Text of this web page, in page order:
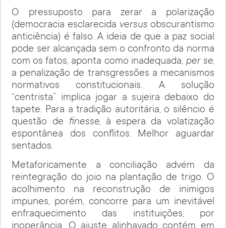
O pressuposto para zerar a polarização
(democracia esclarecida versus obscurantismo
anticiência) é falso. A ideia de que a paz social
pode ser alcançada sem o confronto da norma
com os fatos, aponta como inadequada, per se,
a penalização de transgressões a mecanismos
normativos constitucionais. A solução
“centrista” implica jogar a sujeira debaixo do
tapete. Para a tradição autoritária, o silêncio é
questão de finesse, à espera da volatização
espontânea dos conflitos. Melhor aguardar
sentados.
Metaforicamente a conciliação advém da
reintegração do joio na plantação de trigo. O
acolhimento na reconstrução de inimigos
impunes, porém, concorre para um inevitável
enfraquecimento das instituições, por